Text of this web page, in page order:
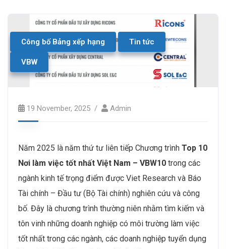
Công bố Bảng xếp hạng Tin tức
VBW
19 November, 2025 Admin
Năm 2025 là năm thứ tư liên tiếp Chương trình Top 10
Nơi làm việc tốt nhất Việt Nam – VBW10 trong các
ngành kinh tế trọng điểm được Viet Research và Báo
Tài chính – Đầu tư (Bộ Tài chính) nghiên cứu và công
bố. Đây là chương trình thường niên nhằm tìm kiếm và
tôn vinh những doanh nghiệp có môi trường làm việc
tốt nhất trong các ngành, các doanh nghiệp tuyển dụng